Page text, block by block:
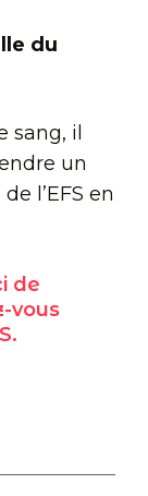
du
sang, il
un
l’EFS en
de
vous